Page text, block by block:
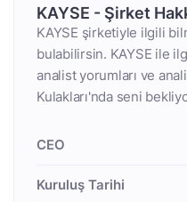
KAYSE - Şirket
KAYSE şirketiyle ilgili
bulabilirsin. KAYSE ile
analist yorumları ve
Kulakları'nda seni
CEO
Kuruluş Tarihi